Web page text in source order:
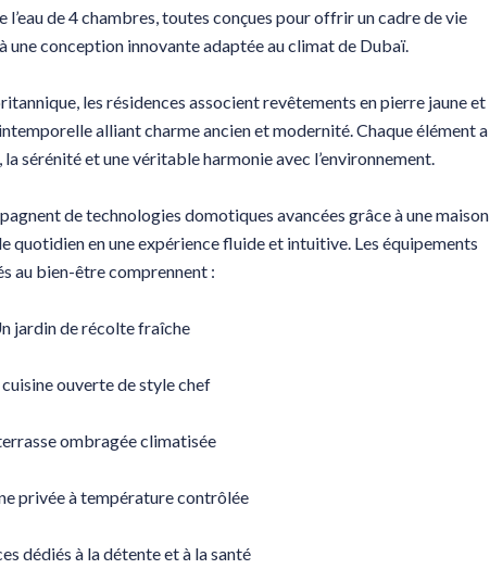
l’eau de 4 chambres, toutes conçues pour offrir un cadre de vie
une conception innovante adaptée au climat de Dubaï.
les résidences associent revêtements en pierre jaune et
alliant charme ancien et modernité. Chaque élément a
sérénité et une véritable harmonie avec l’environnement.
de technologies domotiques avancées grâce à une maison
en une expérience fluide et intuitive. Les équipements
au bien-être comprennent :
jardin de récolte fraîche
cuisine ouverte de style chef
ombragée climatisée
privée à température contrôlée
dédiés à la détente et à la santé